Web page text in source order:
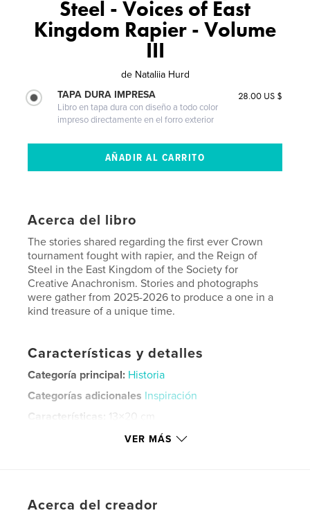
Steel - Voices of East
Kingdom Rapier - Volume
III
de Nataliia Hurd
TAPA DURA IMPRESA
Libro en tapa dura con diseño a todo color
impreso directamente en el forro exterior
28.00 US $
Acerca del libro
The stories shared regarding the first ever Crown
tournament fought with rapier, and the Reign of
Steel in the East Kingdom of the Society for
Creative Anachronism. Stories and photographs
were gather from 2025-2026 to produce a one in a
kind treasure of a unique time.
Características y detalles
Categoría principal: Historia
Categorías adicionales Inspiración
Características: 13×20 cm
IdiomaEnglish
VER MÁS
Acerca del creador